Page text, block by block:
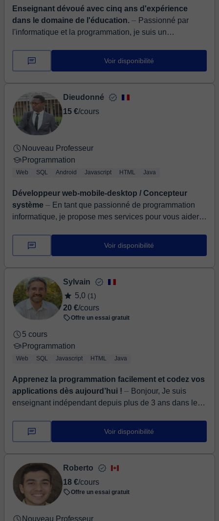
Enseignant dévoué avec cinq ans d'expérience
dans le domaine de l'éducation. ⏤ Passionné par
l'informatique et la programmation, je suis un
domaine de l'éducation. J'ai des apt...
Voir disponibilité
Dieudonné
15 €/cours
Nouveau Professeur
Programmation
Web SQL Android Javascript HTML Java
Développeur web-mobile-desktop / Concepteur
système ⏤ En tant que passionné de programmation
informatique, je propose mes services pour vous aider à
amé...
Voir disponibilité
Sylvain
5,0 (1)
20 €/cours
Offre un essai gratuit
5 cours
Programmation
Web SQL Javascript HTML Java
Apprenez la programmation facilement et codez vos
applications dès aujourd’hui ! ⏤ Bonjour, Je suis
enseignant indépendant depuis plus de 3 ans dans les
Pour les cours d'informat...
Voir disponibilité
Roberto
18 €/cours
Offre un essai gratuit
Nouveau Professeur